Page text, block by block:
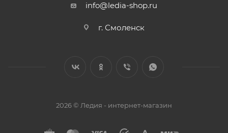
info@ledia-shop.ru
г. Смоленск
2026 © Ледия - интернет-магазин